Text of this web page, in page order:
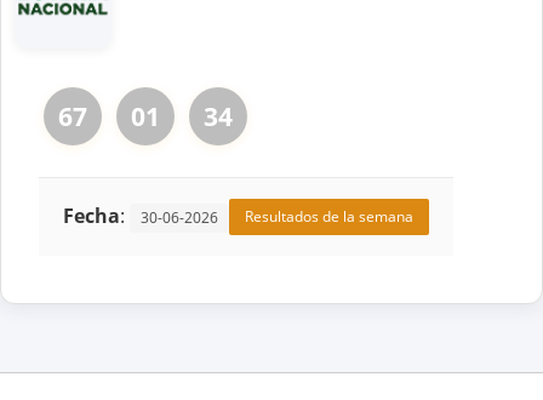
67 01 34
Fecha: 30-06-2026 Resultados de la semana